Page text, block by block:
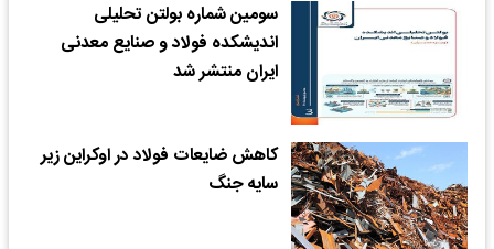
سومین شماره بولتن تحلیلی
اندیشکده فولاد و صنایع معدنی
ایران منتشر شد
کاهش ضایعات فولاد در اوکراین زیر
سایه جنگ